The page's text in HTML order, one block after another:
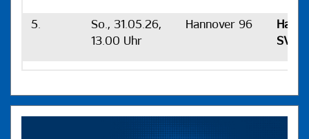
5.
So., 31.05.26,
13.00 Uhr
Hannover 96
SV